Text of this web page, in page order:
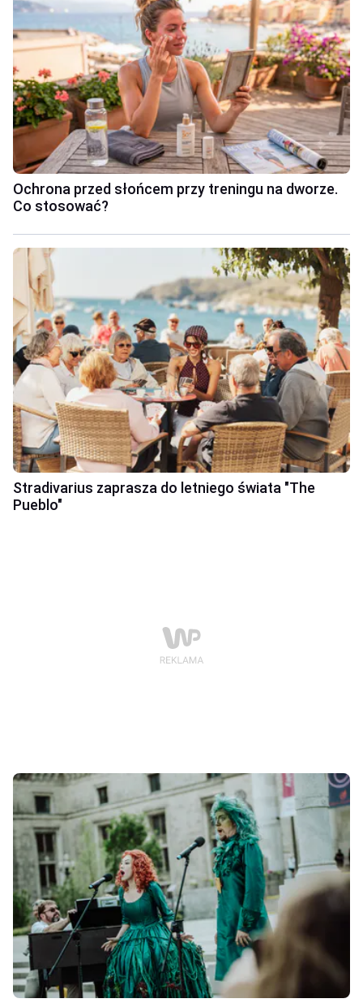
Ochrona przed słońcem przy treningu na dworze.
Co stosować?
Stradivarius zaprasza do letniego świata "The
Pueblo"